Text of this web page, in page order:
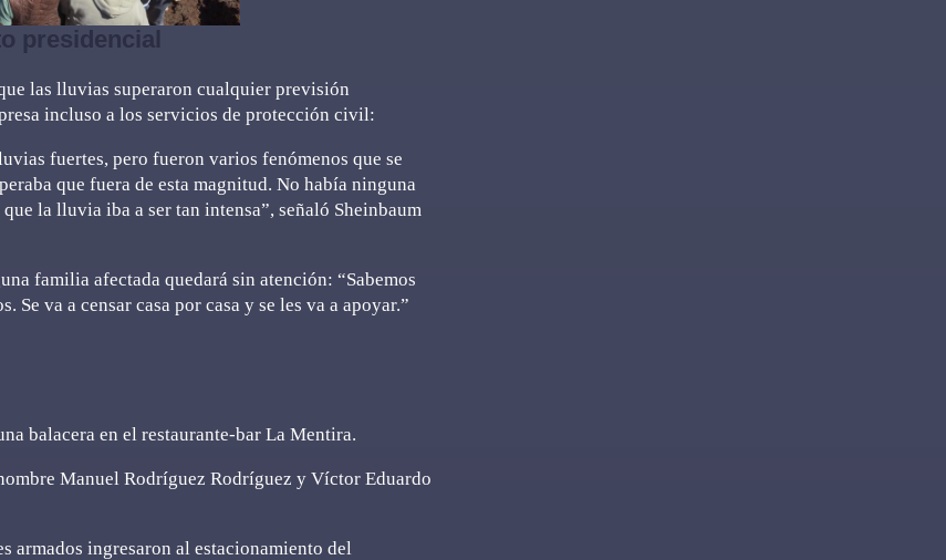
presidencial
las lluvias superaron cualquier previsión
incluso a los servicios de protección civil:
fuertes, pero fueron varios fenómenos que se
que fuera de esta magnitud. No había ninguna
la lluvia iba a ser tan intensa”, señaló Sheinbaum
familia afectada quedará sin atención: “Sabemos
va a censar casa por casa y se les va a apoyar.”
balacera en el restaurante-bar La Mentira.
Manuel Rodríguez Rodríguez y Víctor Eduardo
armados ingresaron al estacionamiento del